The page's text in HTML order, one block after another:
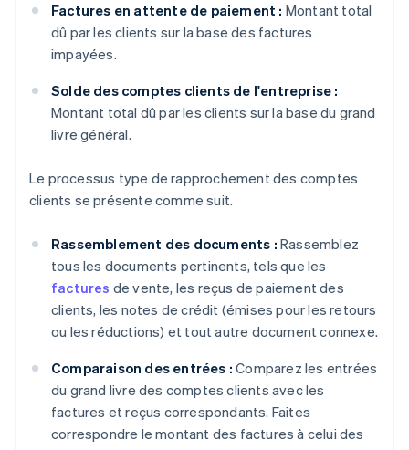
Factures en attente de paiement : Montant total
dû par les clients sur la base des factures
impayées.
Solde des comptes clients de l'entreprise :
Montant total dû par les clients sur la base du grand
livre général.
Le processus type de rapprochement des comptes
clients se présente comme suit.
Rassemblement des documents : Rassemblez
tous les documents pertinents, tels que les
factures de vente, les reçus de paiement des
clients, les notes de crédit (émises pour les retours
ou les réductions) et tout autre document connexe.
Comparaison des entrées : Comparez les entrées
du grand livre des comptes clients avec les
factures et reçus correspondants. Faites
correspondre le montant des factures à celui des